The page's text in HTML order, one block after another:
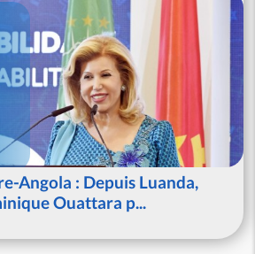
Angola : Depuis Luanda,
Ouattara p...